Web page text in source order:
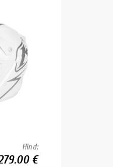
Hind:
€